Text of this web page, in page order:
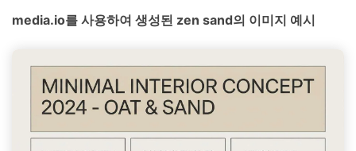
media.io를 사용하여 생성된 zen sand의 이미지 예시